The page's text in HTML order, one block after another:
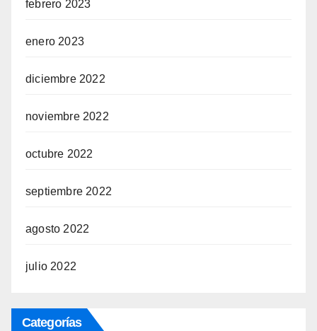
febrero 2023
enero 2023
diciembre 2022
noviembre 2022
octubre 2022
septiembre 2022
agosto 2022
julio 2022
Categorías